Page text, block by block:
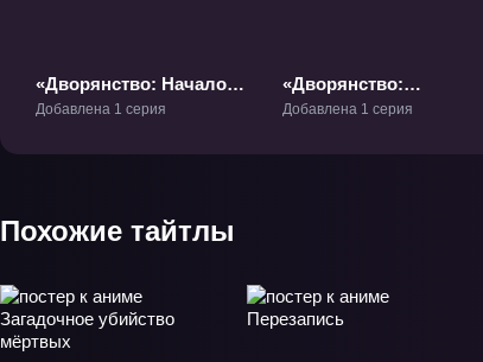
«Дворянство: Начало
разрушения» ОВА-1
Добавлена 1 серия
«Дворянство:
Пробуждение» ОВА-2
Добавлена 1 серия
Похожие тайтлы